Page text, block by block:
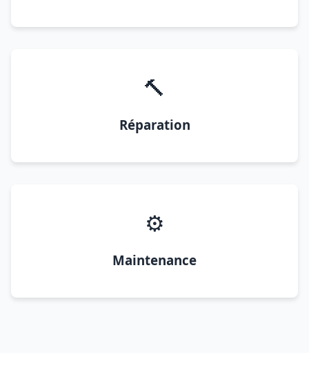
🔨
Réparation
⚙️
Maintenance